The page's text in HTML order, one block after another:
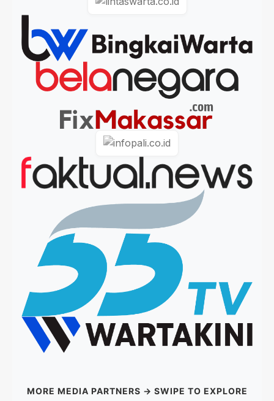
MORE MEDIA PARTNERS → SWIPE TO EXPLORE